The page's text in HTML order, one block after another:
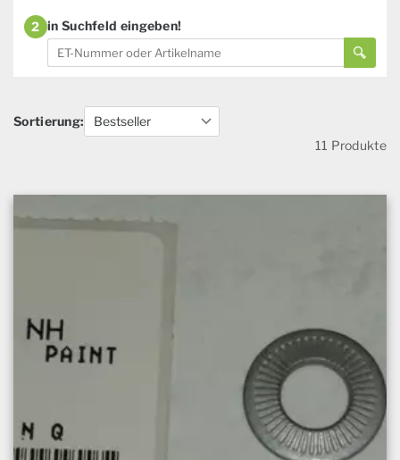
2 in Suchfeld eingeben!
Sortierung:
11 Produkte